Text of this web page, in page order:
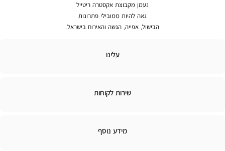
נעמן מקבוצת אקסטרה ריטייל
גאה להיות ממובילי פתרונות
הבישול, אפייה, הגשה והאירוח בישראל.
עלינו
שירות לקוחות
מידע
מידע נוסף